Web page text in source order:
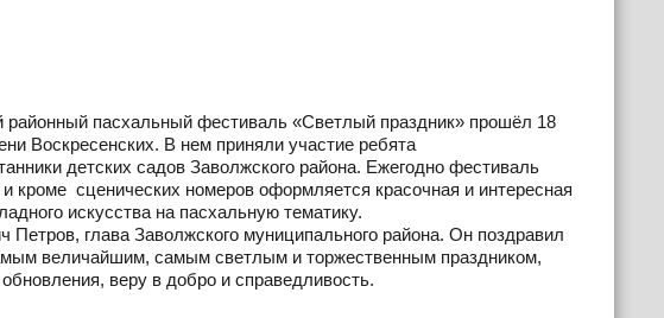
пасхальный фестиваль «Светлый праздник» прошёл 18
Воскресенских. В нем приняли участие ребята
детских садов Заволжского района. Ежегодно фестиваль
кроме сценических номеров оформляется красочная и интересная
искусства на пасхальную тематику.
глава Заволжского муниципального района. Он поздравил
величайшим, самым светлым и торжественным праздником,
веру в добро и справедливость.